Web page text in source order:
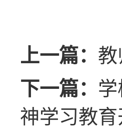
上一篇：
下一篇：
神学习教